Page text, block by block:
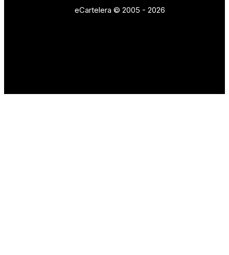
eCartelera © 2005 - 2026